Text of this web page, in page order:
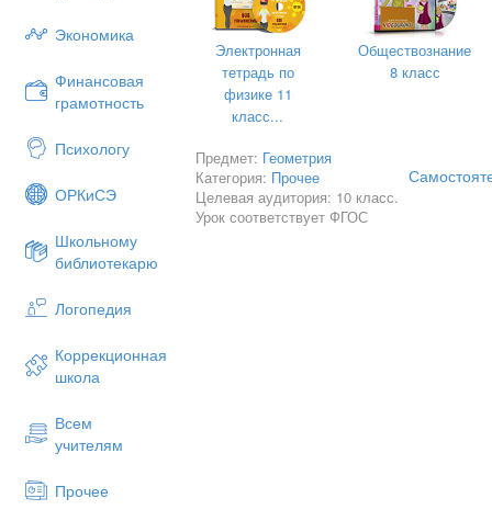
Экономика
Финансовая
грамотность
Психологу
ОРКиСЭ
Школьному
библиотекарю
Логопедия
Коррекционная
школа
Всем
учителям
Прочее
Электронная
тетрадь по
физике 11
класс...
Обществознание
8 класс
Предмет: Геометрия
Категория: Прочее
Целевая аудитория: 10 класс.
Урок соответствует ФГОС